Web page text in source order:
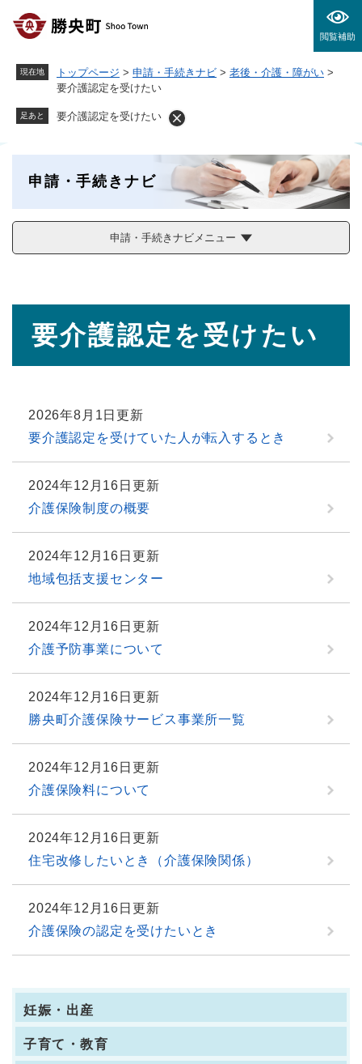
閲覧補助
現在地 トップページ > 申請・手続きナビ > 老後・介護・障がい >
要介護認定を受けたい
足あと 要介護認定を受けたい
申請・手続きナビ
申請・手続きナビメニュー
要介護認定を受けたい
2026年8月1日更新
要介護認定を受けていた人が転入するとき
2024年12月16日更新
介護保険制度の概要
2024年12月16日更新
地域包括支援センター
2024年12月16日更新
介護予防事業について
2024年12月16日更新
勝央町介護保険サービス事業所一覧
2024年12月16日更新
介護保険料について
2024年12月16日更新
住宅改修したいとき（介護保険関係）
2024年12月16日更新
介護保険の認定を受けたいとき
妊娠・出産
子育て・教育